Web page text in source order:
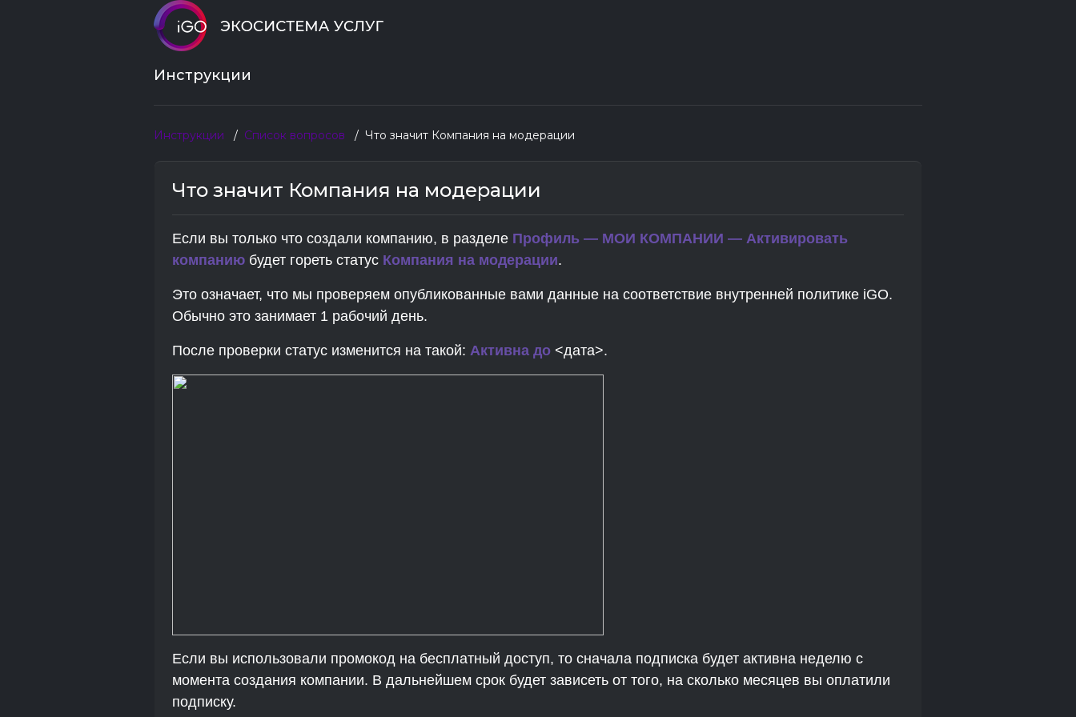
Инструкции
Инструкции Список вопросов Что значит Компания на модерации
Что значит Компания на модерации
Если вы только что создали компанию, в разделе Профиль — МОИ КОМПАНИИ — Активировать
компанию будет гореть статус Компания на модерации.
Это означает, что мы проверяем опубликованные вами данные на соответствие внутренней политике iGO.
Обычно это занимает 1 рабочий день.
После проверки статус изменится на такой: Активна до <дата>.
Если вы использовали промокод на бесплатный доступ, то сначала подписка будет активна неделю с
момента создания компании. В дальнейшем срок будет зависеть от того, на сколько месяцев вы оплатили
подписку.